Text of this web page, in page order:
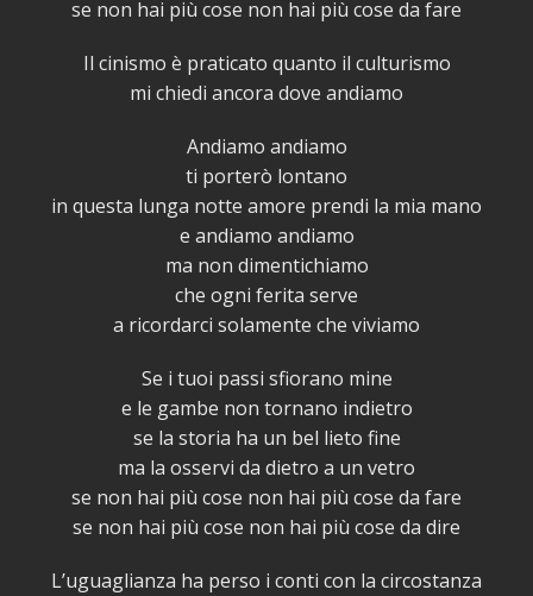
se non hai più cose non hai più cose da fare
Il cinismo è praticato quanto il culturismo
mi chiedi ancora dove andiamo
Andiamo andiamo
ti porterò lontano
in questa lunga notte amore prendi la mia mano
e andiamo andiamo
ma non dimentichiamo
che ogni ferita serve
a ricordarci solamente che viviamo
Se i tuoi passi sfiorano mine
e le gambe non tornano indietro
se la storia ha un bel lieto fine
ma la osservi da dietro a un vetro
se non hai più cose non hai più cose da fare
se non hai più cose non hai più cose da dire
L’uguaglianza ha perso i conti con la circostanza